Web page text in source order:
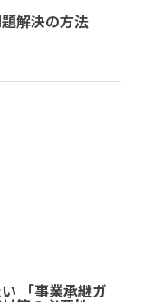
解決の方法
「事業承継ガ